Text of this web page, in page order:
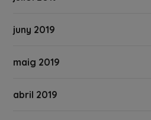
juny 2019
maig 2019
abril 2019